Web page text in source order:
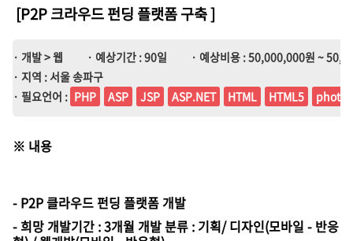
[P2P 크라우드 펀딩 플랫폼 구축]
· 개발 > 웹 · 예상기간 : 90일
· 예상비용 : 50,000,000원 ~
· 지역 : 서울 송파구
· 필요언어 : PHP ASP JSP ASP.NET HTML HTML5
※ 내용
- P2P 클라우드 펀딩 플랫폼 개발
- 희망 개발기간 : 3개월 개발 분류 : 기획/ 디자인(모바일 - 반응